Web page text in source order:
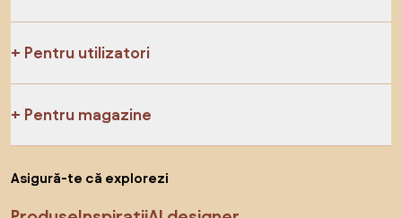
Pentru utilizatori
Pentru magazine
Asigură-te că explorezi